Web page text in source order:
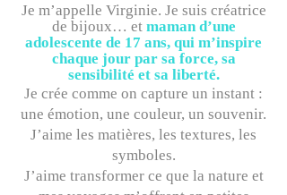
​​Je m’appelle Virginie. Je suis créatrice
de bijoux… et maman d’une
adolescente de 17 ans, qui m’inspire
chaque jour par sa force, sa
sensibilité et sa liberté.
Je crée comme on capture un instant :
une émotion, une couleur, un souvenir.
J’aime les matières, les textures, les
symboles.
J’aime transformer ce que la nature et